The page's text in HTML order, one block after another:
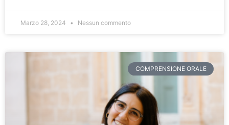
Marzo 28, 2024 Nessun commento
COMPRENSIONE ORALE